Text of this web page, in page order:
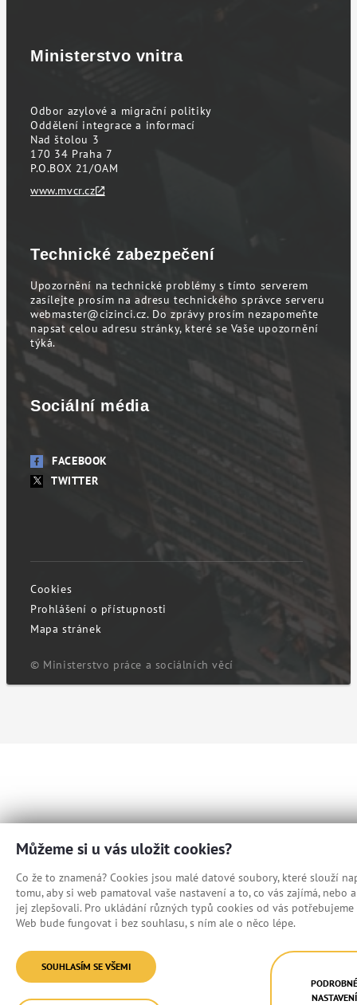
Ministerstvo vnitra
Odbor azylové a migrační politiky
Oddělení integrace a informací
Nad štolou 3
170 34 Praha 7
P.O.BOX 21/OAM
www.mvcr.cz
Technické zabezpečení
Upozornění na technické problémy s tímto serverem
zasílejte prosím na adresu technického správce serveru
webmaster@cizinci.cz. Do zprávy prosím nezapomeňte
napsat celou adresu stránky, které se Vaše upozornění
týká.
Sociální média
FACEBOOK
TWITTER
Cookies
Prohlášení o přístupnosti
Mapa stránek
© Ministerstvo práce a sociálních věcí
Můžeme si u vás uložit cookies?
Co že to znamená? Cookies jsou malé datové soubory, které slouží
tomu, aby si web pamatoval vaše nastavení a to, co vás zajímá, nebo
jej zlepšovali. Pro ukládání různých typů cookies od vás potřebujeme
Web bude fungovat i bez souhlasu, s ním ale o něco lépe.
SOUHLASÍM SE VŠEMI
NASTAVENÍ